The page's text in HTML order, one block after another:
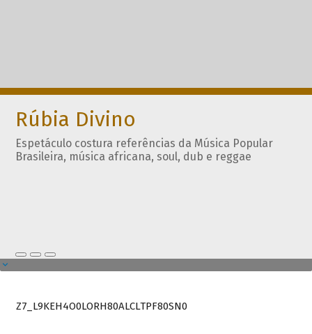
Rúbia Divino
Espetáculo costura referências da Música Popular
Brasileira, música africana, soul, dub e reggae
Z7_L9KEH4O0LORH80ALCLTPF80SN0